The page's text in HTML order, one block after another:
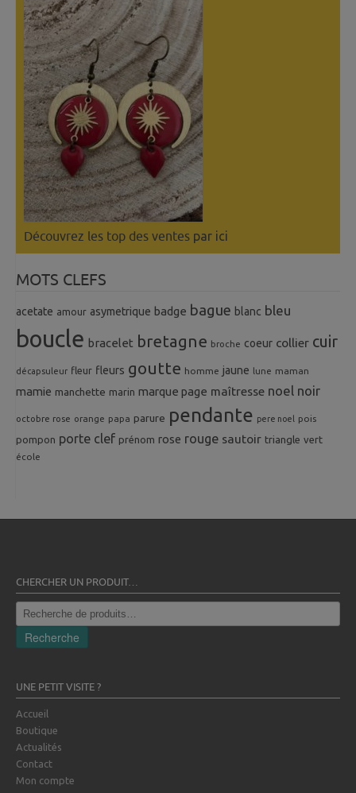
Découvrez les top des ventes par ici
MOTS CLEFS
acetate amour asymetrique badge bague blanc bleu
boucle bracelet bretagne broche coeur collier cuir
décapsuleur fleur fleurs goutte homme jaune lune maman
mamie manchette marin marque page maîtresse noel noir
octobre rose orange papa parure pendante pere noel pois
pompon porte clef prénom rose rouge sautoir triangle vert
école
CHERCHER UN PRODUIT…
Recherche
pour :
Recherche
UNE PETIT VISITE ?
Accueil
Boutique
Actualités
Contact
Mon compte